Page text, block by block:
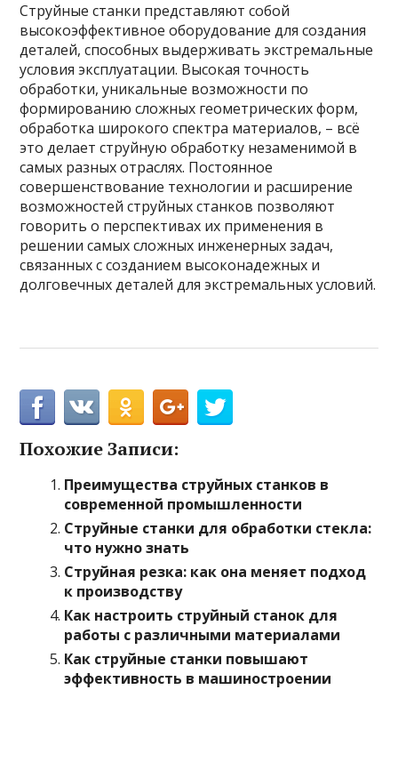
Струйные станки представляют собой
высокоэффективное оборудование для создания
деталей, способных выдерживать экстремальные
условия эксплуатации. Высокая точность
обработки, уникальные возможности по
формированию сложных геометрических форм,
обработка широкого спектра материалов, – всё
это делает струйную обработку незаменимой в
самых разных отраслях. Постоянное
совершенствование технологии и расширение
возможностей струйных станков позволяют
говорить о перспективах их применения в
решении самых сложных инженерных задач,
связанных с созданием высоконадежных и
долговечных деталей для экстремальных условий.
Похожие Записи:
Преимущества струйных станков в
современной промышленности
Струйные станки для обработки стекла:
что нужно знать
Струйная резка: как она меняет подход
к производству
Как настроить струйный станок для
работы с различными материалами
Как струйные станки повышают
эффективность в машиностроении